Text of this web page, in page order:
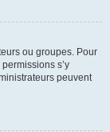
ou groupes. Pour
s’y
peuvent